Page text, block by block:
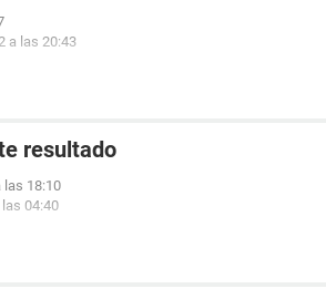
a las 20:43
resultado
las 18:10
04:40